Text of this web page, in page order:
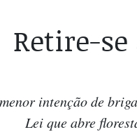
Retire-
intenção de
Lei que abre